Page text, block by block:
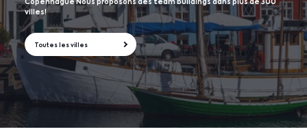
villes!
Toutes les villes